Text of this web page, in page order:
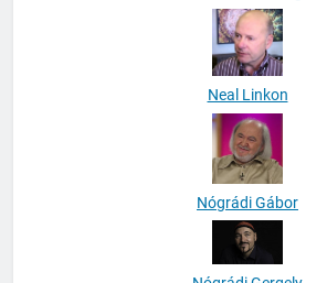
Narancsik Virág
Neal Linkon
Nógrádi Gábor